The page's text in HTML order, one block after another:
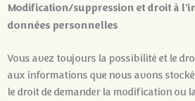
Modification/suppression et droit à
données personnelles
Vous avez toujours la possibilité et le
aux informations que nous avons
le droit de demander la modification ou